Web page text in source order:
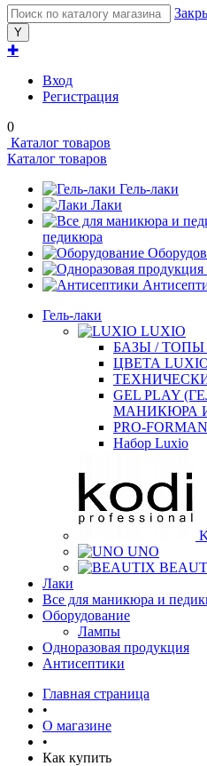
✚
Вход
Регистрация
0
Каталог товаров
Каталог товаров
Гель-лаки
Лаки
педикюра
Гель-лаки
LUXIO
БАЗЫ / ТОПЫ
ЦВЕТА LUXIO
GEL PLAY
МАНИКЮРА
PRO-
Набор Luxio
UNO
Лаки
Все для маникюра и
Оборудование
Лампы
Одноразовая продукция
Антисептики
Главная страница
•
О магазине
•
Как купить